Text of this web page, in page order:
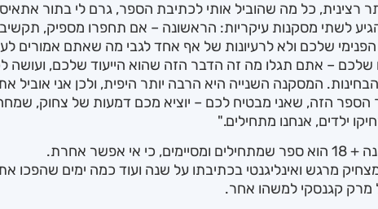
רצינית, כל מה שהוביל אותי לכתיבת הספר, גרם לי בתור
לשתי מסקנות עיקריות: הראשונה – אם תחפרו מספיק,
הפנימי שלכם ולא לרעיונות של אף אחד לגבי מה שאתם אמורים
שלכם – אתם תגלו מה זה הדבר הזה שהוא הייעוד שלכם, ועושה
המסקנה השנייה היא הרבה יותר היפית, ולכן אני אוביל
הספר הזה, שאני מבטיח לכם – יוציא מכם דמעות של צחוק,
ילדים, אנחנו מתחילים."
כי אי אפשר אחרת.
מרגש ואינליגנטי בכתיבתו על שנה ועוד כמה ימים שהפכו
מרק קגנסקי למשהו אחר.